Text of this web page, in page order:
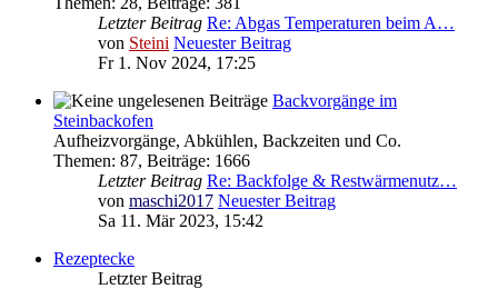
Letzter Beitrag Re: Abgas Temperaturen beim A…
von Steini Neuester Beitrag
Fr 1. Nov 2024, 17:25
Backvorgänge im
Steinbackofen
Aufheizvorgänge, Abkühlen, Backzeiten und Co.
Themen: 87, Beiträge: 1666
Letzter Beitrag Re: Backfolge & Restwärmenutz…
von maschi2017 Neuester Beitrag
Sa 11. Mär 2023, 15:42
Rezeptecke
Letzter Beitrag